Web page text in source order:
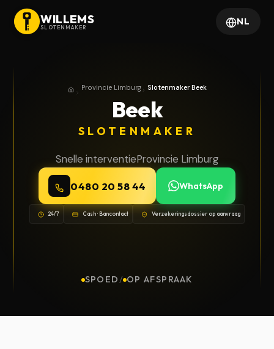
WILLEMS
SLOTENMAKER NL
HomeProvincie Limburg
Provincie Limburg Slotenmaker Beek
Beek
SLOTENMAKER
Snelle interventieProvincie Limburg
0480 20 58 44 WhatsApp
24/7 Cash · Bancontact Verzekeringsdossier op aanvraag
SPOED / OP AFSPRAAK